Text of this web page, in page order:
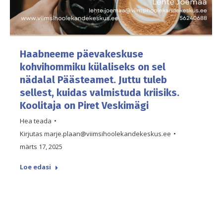
Haabneeme päevakeskuse
kohvihommiku külaliseks on sel
nädalal Päästeamet. Juttu tuleb
sellest, kuidas valmistuda kriisiks.
Koolitaja on Piret Veskimägi
Hea teada
Kirjutas marje.plaan@viimsihoolekandekeskus.ee
märts 17, 2025
Loe edasi